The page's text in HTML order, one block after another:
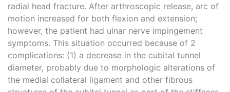
radial head fracture. After arthroscopic release, arc of
motion increased for both flexion and extension;
however, the patient had ulnar nerve impingement
symptoms. This situation occurred because of 2
complications: (1) a decrease in the cubital tunnel
diameter, probably due to morphologic alterations of
the medial collateral ligament and other fibrous